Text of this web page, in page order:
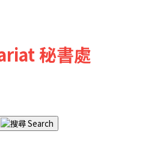
秘書處